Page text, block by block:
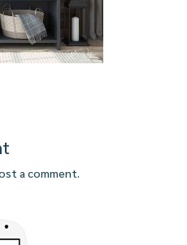
a comment.